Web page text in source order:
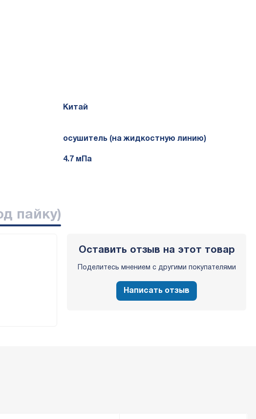
Китай
осушитель (на жидкостную линию)
4.7 мПа
пайку)
Оставить отзыв на этот товар
Поделитесь мнением с другими покупателями
Написать отзыв